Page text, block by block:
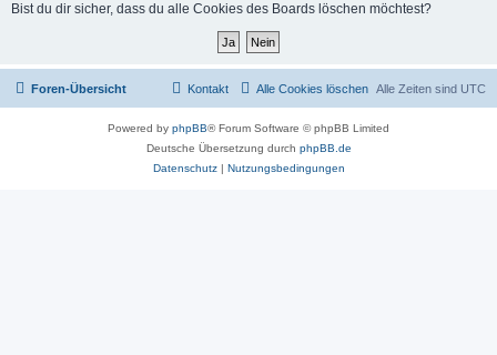
Bist du dir sicher, dass du alle Cookies des Boards löschen möchtest?
Foren-Übersicht Alle Zeiten sind UTC
Alle Cookies löschen
Kontakt
Powered by phpBB® Forum Software © phpBB Limited
Deutsche Übersetzung durch phpBB.de
Datenschutz| Nutzungsbedingungen